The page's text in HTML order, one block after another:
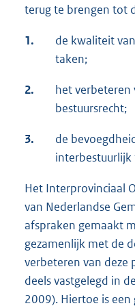
terug te brengen tot
1.
de kwaliteit
taken;
2.
het
bestuursrecht;
3.
de
interbestuurlijk
Het Interprovinciaal
van Nederlandse
afspraken gemaakt
gezamenlijk met de
verbeteren van deze
deels vastgelegd in
2009). Hiertoe is